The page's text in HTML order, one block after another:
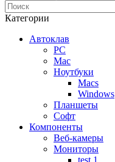
Категории
Автоклав
PC
Mac
Ноутбуки
Macs
Windows
Планшеты
Софт
Компоненты
Веб-камеры
Мониторы
test 1